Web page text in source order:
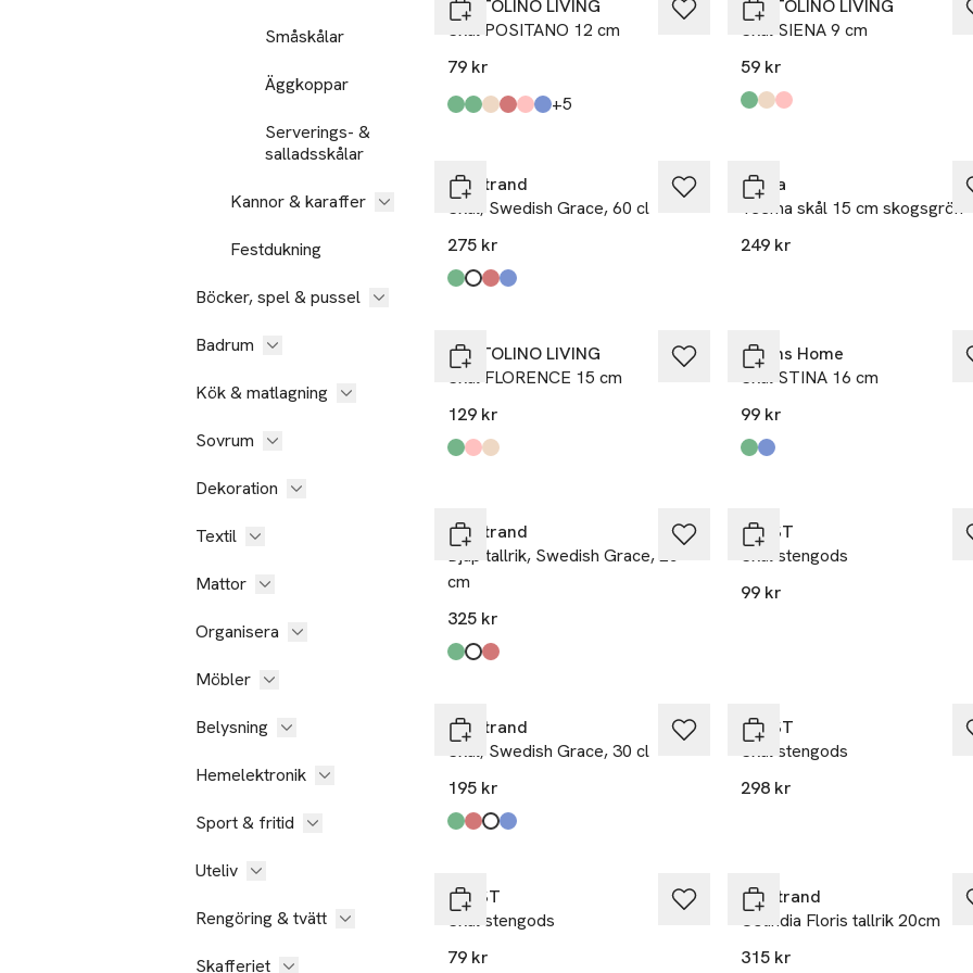
Småskålar
Äggkoppar
Serverings- &
salladsskålar
Kannor & karaffer
Festdukning
Böcker, spel & pussel
Badrum
Kök & matlagning
Sovrum
Dekoration
Textil
Mattor
Organisera
Möbler
Belysning
Hemelektronik
Sport & fritid
Uteliv
Rengöring & tvätt
Skafferiet
PORTOLINO LIVING
Skål POSITANO 12 cm
79 kr
Produkten finns i färgerna:
Dk Green,
Lt Green,
Beige,
Burgundy,
Pink 2,
Blue 2, +5till
PORTOLINO LIVING
Skål SIENA 9 cm
59 kr
Produkten finns i färgerna:
Green,
Beige,
Pink,
Rörstrand
Skål, Swedish Grace, 60 cl
275 kr
Produkten finns i färgerna:
Äng,
Snö,
Ros,
Is,
Iittala
Teema skål 15 cm skogsgrön
249 kr
PORTOLINO LIVING
Skål FLORENCE 15 cm
129 kr
Produkten finns i färgerna:
Green,
Pink,
Beige,
Åhléns Home
Skål STINA 16 cm
99 kr
Produkten finns i färgerna:
Green
Blue,
Rörstrand
Djup tallrik, Swedish Grace, 25
cm
325 kr
Produkten finns i färgerna:
Äng,
Snö,
Ros,
ERNST
Skål stengods
99 kr
Rörstrand
Skål, Swedish Grace, 30 cl
195 kr
Produkten finns i färgerna:
Äng,
Ros,
Snö,
Is,
ERNST
Skål stengods
298 kr
ERNST
Skål stengods
79 kr
Rörstrand
Ostindia Floris tallrik 20cm
315 kr